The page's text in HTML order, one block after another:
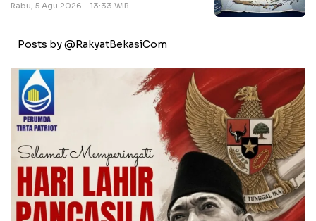
Rabu, 5 Agu 2026 - 13:33 WIB
Posts by @RakyatBekasiCom